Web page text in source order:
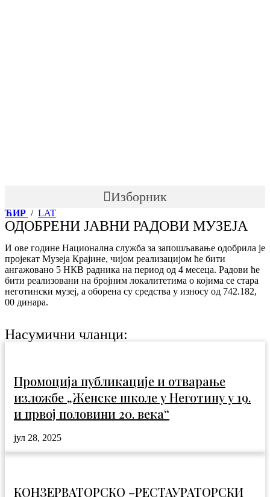
Изборник
ЋИР / LAT
ОДОБРЕНИ ЈАВНИ РАДОВИ МУЗЕЈА
И ове године Национална служба за запошљавање одобрила је
пројекат Музеја Крајине, чијом реализацијом ће бити
ангажовано 5 НКВ радника на период од 4 месеца. Радови ће
бити реализовани на бројним локалитетима о којима се стара
неготински музеј, а оборена су средства у износу од 742.182,
00 динара.
Насумични чланци:
Промоција публикације и отварање
изложбе „Женске школе у Неготину у 19.
и првој половини 20. века“
јул 28, 2025
КОНЗЕРВАТОРСКО –РЕСТАУРАТОРСКИ